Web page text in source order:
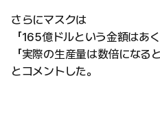
さらにマスクは
「165億ドルという金額はあ
「実際の生産量は数倍になる
とコメントした。